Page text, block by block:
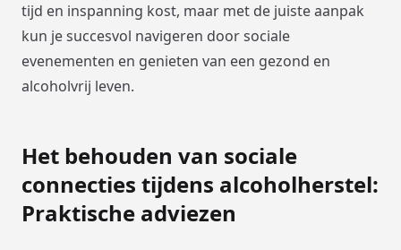
tijd en inspanning kost, maar met de juiste aanpak
kun je succesvol navigeren door sociale
evenementen en genieten van een gezond en
alcoholvrij leven.
Het behouden van sociale
connecties tijdens alcoholherstel:
Praktische adviezen